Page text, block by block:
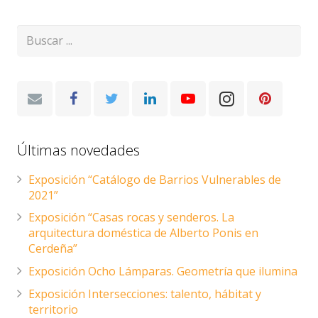
Últimas novedades
Exposición “Catálogo de Barrios Vulnerables de
2021”
Exposición “Casas rocas y senderos. La
arquitectura doméstica de Alberto Ponis en
Cerdeña”
Exposición Ocho Lámparas. Geometría que ilumina
Exposición Intersecciones: talento, hábitat y
territorio